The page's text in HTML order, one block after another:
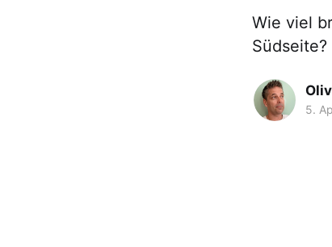
Wie viel
Südseite?
5.